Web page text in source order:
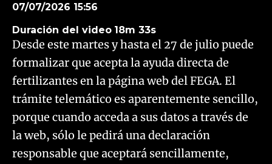
07/07/2026 15:56
Duración del video 18m 33s
Desde este martes y hasta el 27 de julio puede
formalizar que acepta la ayuda directa de
fertilizantes en la página web del FEGA. El
trámite telemático es aparentemente sencillo,
porque cuando acceda a sus datos a través de
la web, sólo le pedirá una declaración
responsable que aceptará sencillamente,